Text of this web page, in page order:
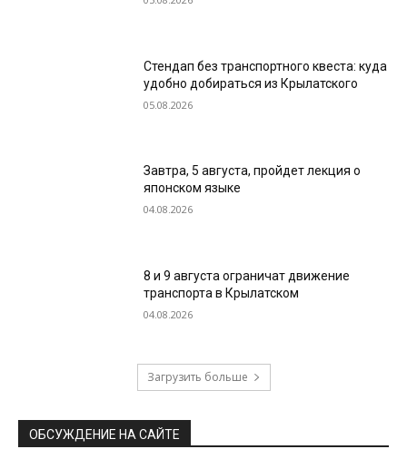
Стендап без транспортного квеста: куда
удобно добираться из Крылатского
05.08.2026
Завтра, 5 августа, пройдет лекция о
японском языке
04.08.2026
8 и 9 августа ограничат движение
транспорта в Крылатском
04.08.2026
Загрузить больше
ОБСУЖДЕНИЕ НА САЙТЕ